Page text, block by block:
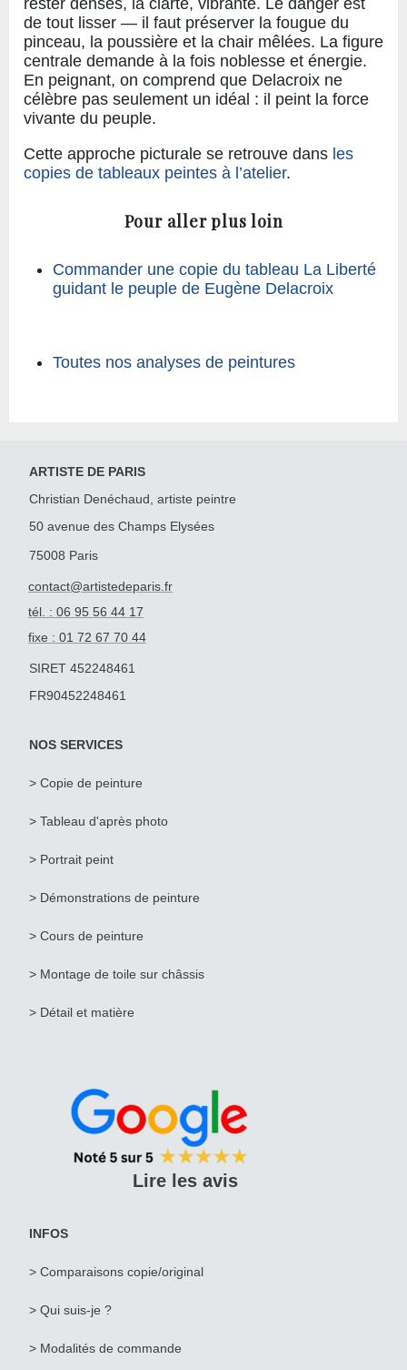
rester denses, la clarté, vibrante. Le danger est
de tout lisser — il faut préserver la fougue du
pinceau, la poussière et la chair mêlées. La figure
centrale demande à la fois noblesse et énergie.
En peignant, on comprend que Delacroix ne
célèbre pas seulement un idéal : il peint la force
vivante du peuple.
Cette approche picturale se retrouve dans les
copies de tableaux peintes à l’atelier.
Pour aller plus loin
Commander une copie du tableau La Liberté
guidant le peuple de Eugène Delacroix
Toutes nos analyses de peintures
ARTISTE DE PARIS
Christian Denéchaud, artiste peintre
50 avenue des Champs Elysées
75008 Paris
contact@artistedeparis.fr
tél. : 06 95 56 44 17
fixe : 01 72 67 70 44
SIRET 452248461
FR90452248461
NOS SERVICES
> Copie de peinture
> Tableau d'après photo
> Portrait peint
> Démonstrations de peinture
> Cours de peinture
> Montage de toile sur châssis
> Détail et matière
Lire les avis
INFOS
> Comparaisons copie/original
> Qui suis-je ?
> Modalités de commande